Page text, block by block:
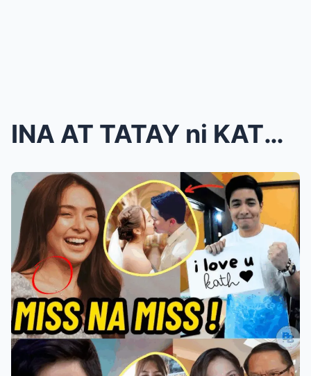
INA AT TATAY ni KATHRYN ang MAGPAPATUNAY NA MAG-ON...